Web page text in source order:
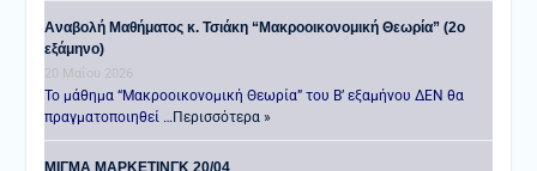
Αναβολή Μαθήματος κ. Τσιάκη “Μακροοικονομική Θεωρία” (2ο
εξάμηνο)
20 Μαΐου 2026
Το μάθημα “Μακροοικονομική Θεωρία” του Β’ εξαμήνου ΔΕΝ θα
πραγματοποιηθεί …Περισσότερα »
ΜΙΓΜΑ ΜΑΡΚΕΤΙΝΓΚ 20/04